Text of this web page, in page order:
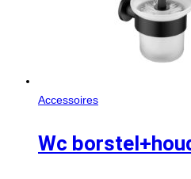
Accessoires
Wc